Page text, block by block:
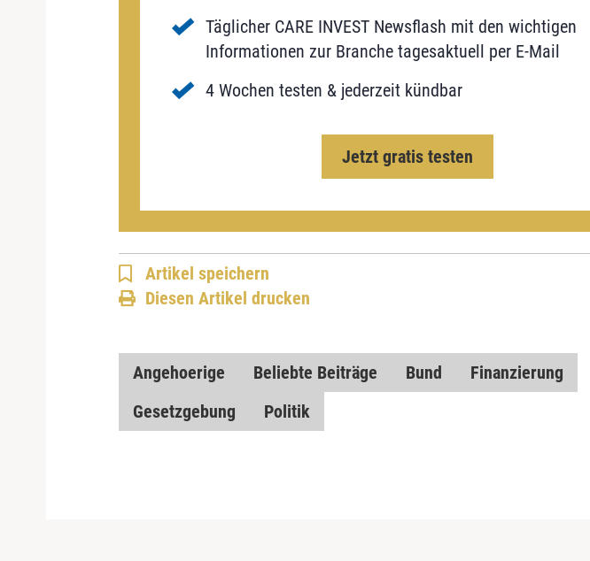
Täglicher CARE INVEST Newsflash mit den wichtigen
Informationen zur Branche tagesaktuell per E-Mail
4 Wochen testen & jederzeit kündbar
Jetzt gratis testen
Artikel speichern
Diesen Artikel drucken
Angehoerige Beliebte Beiträge Bund
Finanzierung
Gesetzgebung
Politik